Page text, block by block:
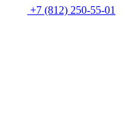
+7 (812) 250-55-01